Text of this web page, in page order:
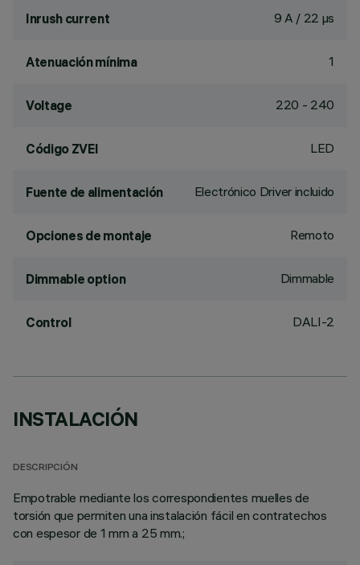
Inrush current 9 A / 22 µs
Atenuación mínima 1
Voltage 220 - 240
Código ZVEI LED
Fuente de alimentación Electrónico Driver incluido
Opciones de montaje Remoto
Dimmable option Dimmable
Control DALI-2
INSTALACIÓN
DESCRIPCIÓN
Empotrable mediante los correspondientes muelles de
torsión que permiten una instalación fácil en contratechos
con espesor de 1 mm a 25 mm.;